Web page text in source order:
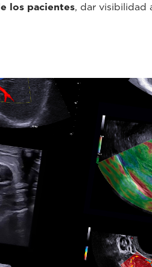
los pacientes, dar visibilidad